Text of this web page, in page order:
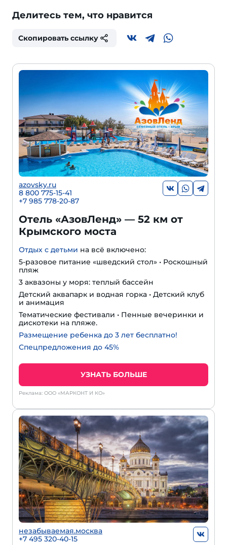
Делитесь тем, что нравится
Скопировать ссылку
azovsky.ru
8 800 775-15-41
+7 985 778-20-87
Отель «АзовЛенд» — 52 км от
Крымского моста
Отдых с детьми на всё включено:
5-разовое питание «шведский стол» • Роскошный
пляж
3 аквазоны у моря: теплый бассейн
Детский аквапарк и водная горка • Детский клуб
и анимация
Тематические фестивали • Пенные вечеринки и
дискотеки на пляже.
Размещение ребенка до 3 лет бесплатно!
Спецпредложения до 45%
УЗНАТЬ БОЛЬШЕ
Реклама: ООО «МАРКОНТ И КО»
незабываемая.москва
+7 495 320-40-15